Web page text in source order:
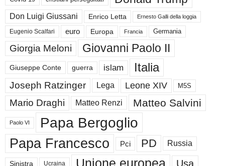
Don Luigi Giussani Enrico Letta Ernesto Galli della loggia
Eugenio Scalfari euro Europa Francia Germania
Giorgia Meloni Giovanni Paolo II
Giuseppe Conte guerra islam Italia
Joseph Ratzinger Lega Leone XIV M5S
Mario Draghi Matteo Renzi Matteo Salvini
Paolo VI Papa Bergoglio
Papa Francesco Pci PD Russia
Sinistra Ucraina Usa